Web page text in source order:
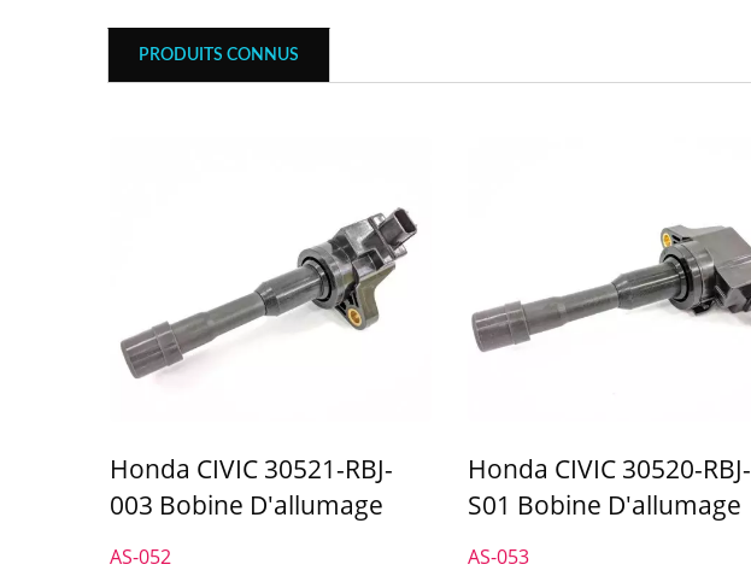
PRODUITS CONNUS
Honda CIVIC 30521-RBJ-
003 Bobine D'allumage
AS-052
Honda CIVIC 30520-RBJ-
S01 Bobine D'allumage
AS-053